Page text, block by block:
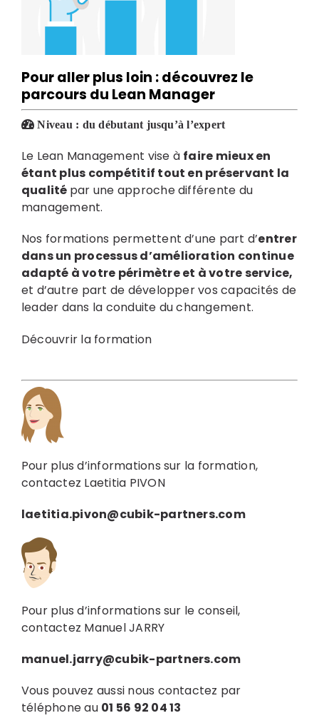
Pour aller plus loin : découvrez le
parcours du Lean Manager
Niveau : du débutant jusqu’à l’expert
Le Lean Management vise à faire mieux en
étant plus compétitif tout en préservant la
qualité par une approche différente du
management.
Nos formations permettent d’une part d’entrer
dans un processus d’amélioration continue
adapté à votre périmètre et à votre service,
et d’autre part de développer vos capacités de
leader dans la conduite du changement.
Découvrir la formation
Pour plus d’informations sur la formation,
contactez Laetitia PIVON
laetitia.pivon@cubik-partners.com
Pour plus d’informations sur le conseil,
contactez Manuel JARRY
manuel.jarry@cubik-partners.com
Vous pouvez aussi nous contactez par
téléphone au 01 56 92 04 13